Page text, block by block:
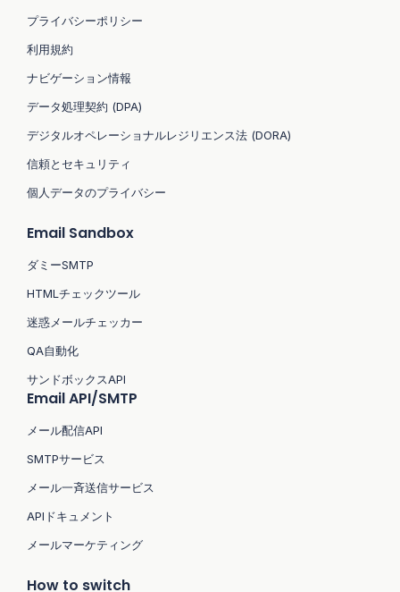
プライバシーポリシー
利用規約
ナビゲーション情報
データ処理契約 (DPA)
デジタルオペレーショナルレジリエンス法 (DORA)
信頼とセキュリティ
個人データのプライバシー
Email Sandbox
ダミーSMTP
HTMLチェックツール
迷惑メールチェッカー
QA自動化
サンドボックスAPI
Email API/SMTP
メール配信API
SMTPサービス
メール一斉送信サービス
APIドキュメント
メールマーケティング
How to switch